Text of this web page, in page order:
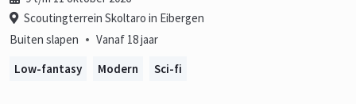
Scoutingterrein Skoltaro in Eibergen
Buiten slapen • Vanaf 18 jaar
Low-fantasy
Modern Sci-fi